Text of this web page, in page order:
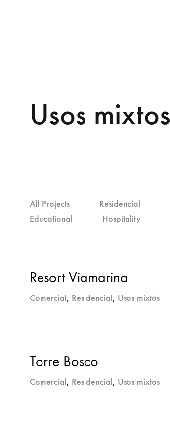
Usos mixtos
All Projects Residencial
Educational
Hospitality
Resort Viamarina
Comercial, Residencial, Usos mixtos
Torre Bosco
Comercial, Residencial, Usos mixtos